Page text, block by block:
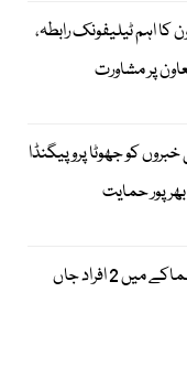
اہم ٹیلیفونک رابطہ،
پر مشاورت
کو جھوٹا پروپیگنڈا
حمایت
دمشق؛ مسافر وین میں دھماکے میں 2 افراد جاں